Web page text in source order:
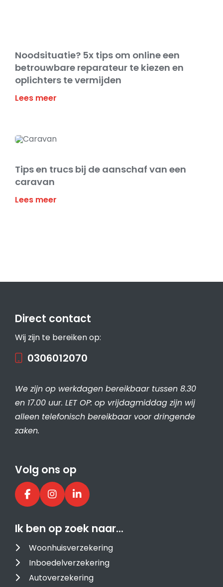
Noodsituatie? 5x tips om online een
betrouwbare reparateur te kiezen en
oplichters te vermijden
Lees meer
Tips en trucs bij de aanschaf van een
caravan
Lees meer
Direct contact
Wij zijn te bereiken op:
0306012070
We zijn op werkdagen bereikbaar tussen 8.30
en 17.00 uur. LET OP: op vrijdagmiddag zijn wij
alleen telefonisch bereikbaar voor dringende
zaken.
Volg ons op
Ik ben op zoek naar…
Woonhuisverzekering
Inboedelverzekering
Autoverzekering